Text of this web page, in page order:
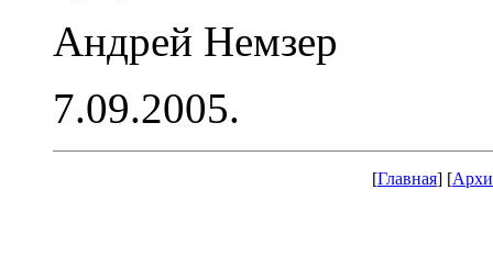
Андрей Немзер
7.09.2005.
[Главная] [